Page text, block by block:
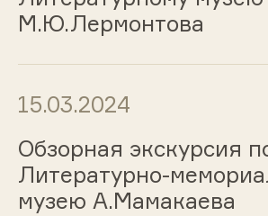
М.Ю.Лермонтова
15.03.2024
Обзорная экскурсия
Литературно-
музею А.Мамакаева